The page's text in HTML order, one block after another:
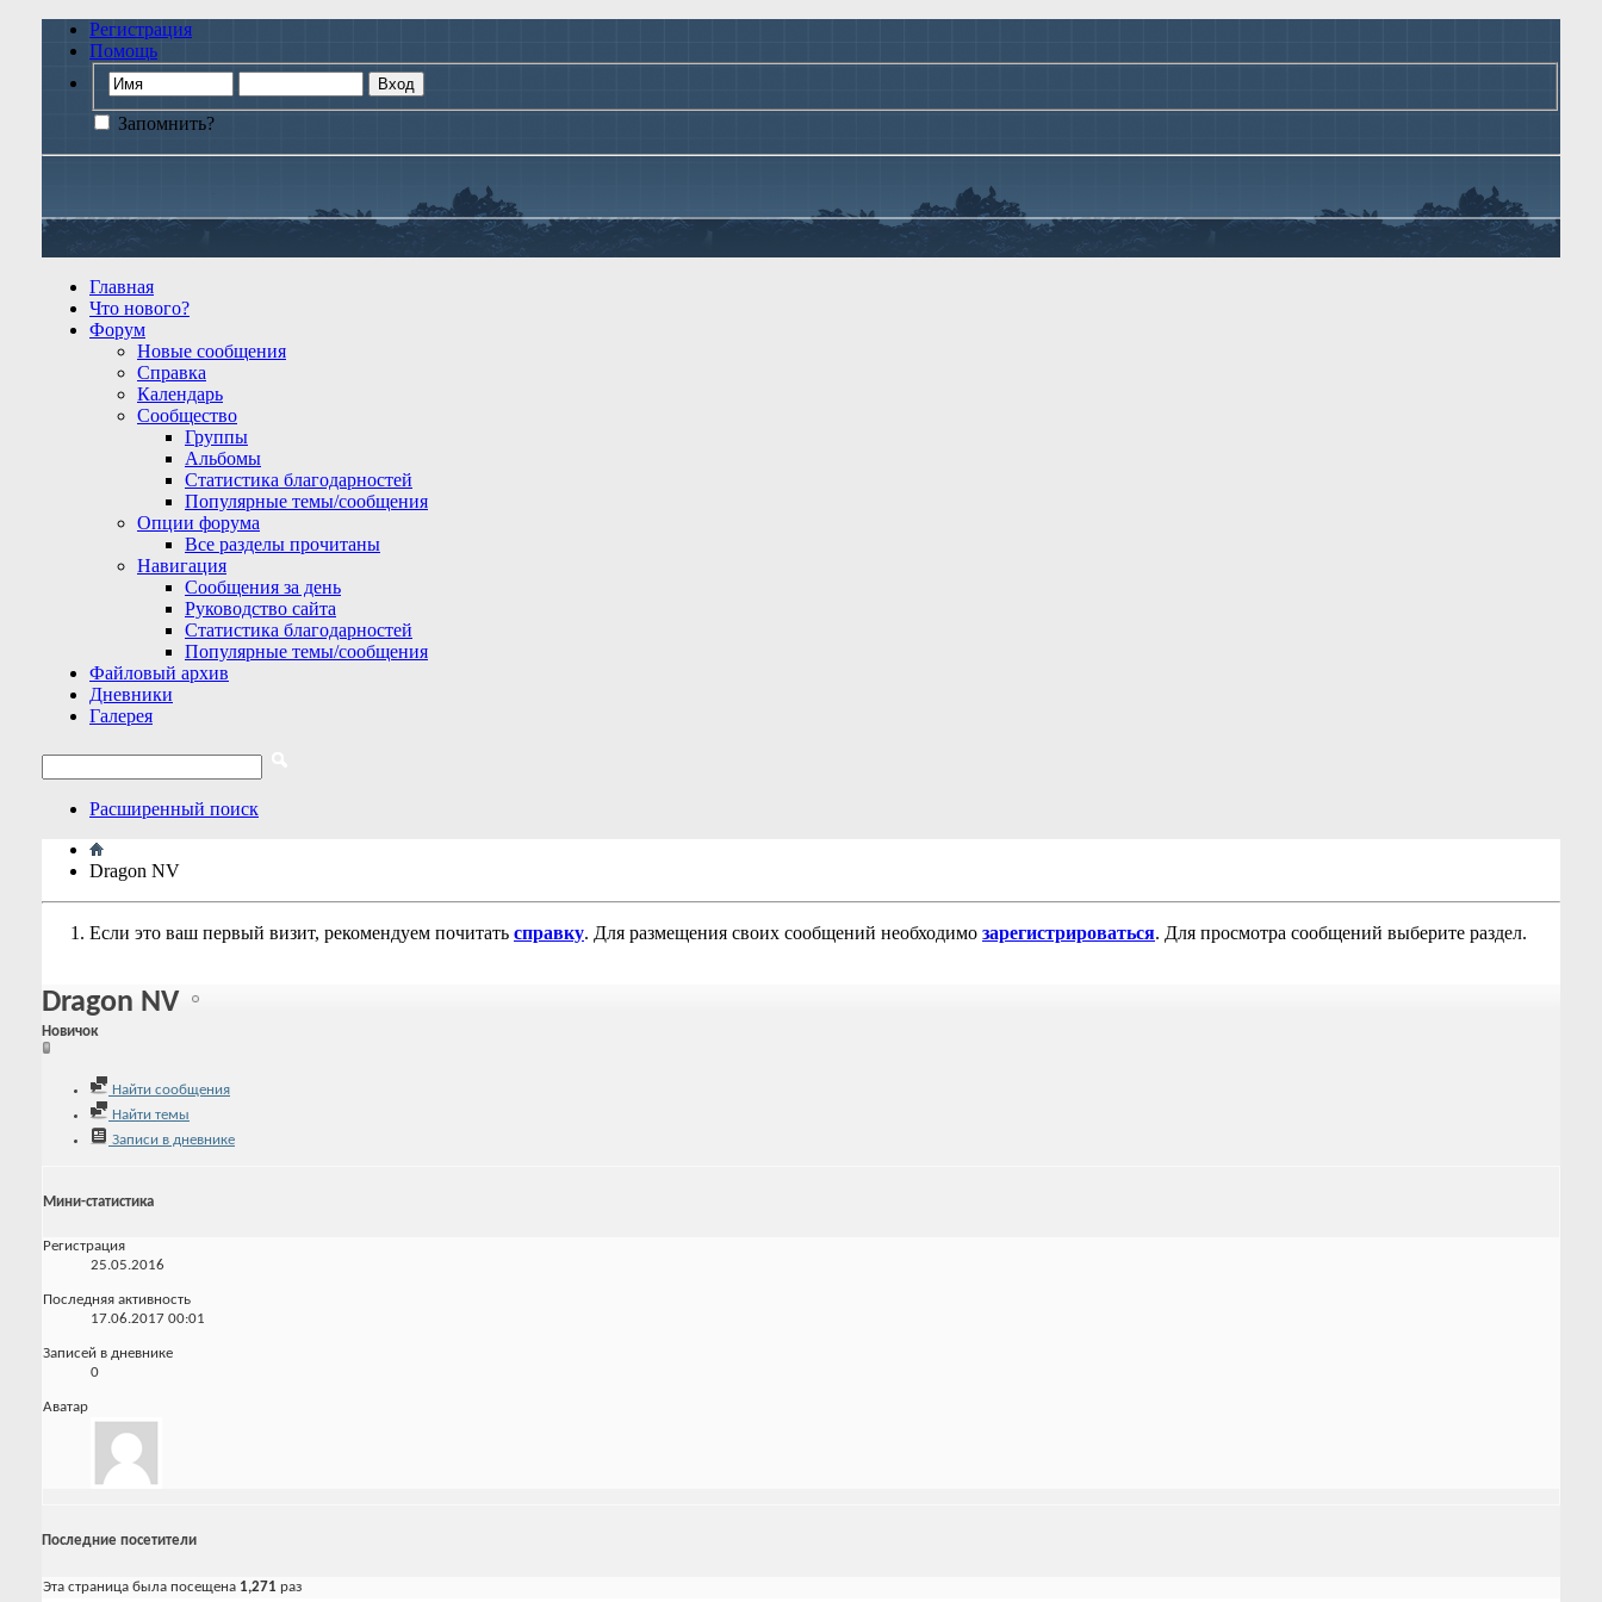
Регистрация
Помощь
Запомнить?
Главная
Что нового?
Форум
Новые сообщения
Справка
Календарь
Сообщество
Группы
Альбомы
Статистика благодарностей
Популярные темы/сообщения
Опции форума
Все разделы прочитаны
Навигация
Сообщения за день
Руководство сайта
Статистика благодарностей
Популярные темы/сообщения
Файловый архив
Дневники
Галерея
Расширенный поиск
Dragon NV
Если это ваш первый визит, рекомендуем почитать справку. Для размещения своих сообщений необходимо зарегистрироваться. Для просмотра сообщений выберите раздел.
Dragon NV
Новичок
Найти сообщения
Найти темы
Записи в дневнике
Мини-статистика
Регистрация
25.05.2016
Последняя активность
17.06.2017 00:01
Записей в дневнике
0
Аватар
Последние посетители
Эта страница была посещена 1,271 раз